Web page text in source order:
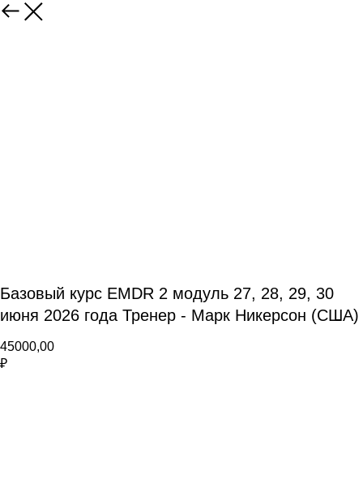
Базовый курс EMDR 2 модуль 27, 28, 29, 30
июня 2026 года Тренер - Марк Никерсон (США)
45000,00
₽